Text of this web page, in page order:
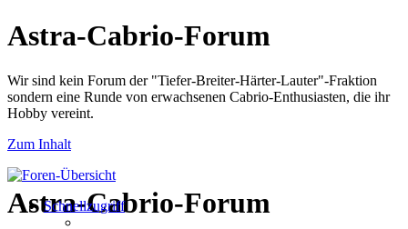
Astra-Cabrio-Forum
Wir sind kein Forum der "Tiefer-Breiter-Härter-Lauter"-Fraktion
sondern eine Runde von erwachsenen Cabrio-Enthusiasten, die ihr
Hobby vereint.
Zum Inhalt
Astra-Cabrio-Forum
Schnellzugriff